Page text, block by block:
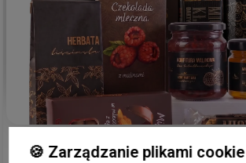
5
🍪 Zarządzanie plikami cookie